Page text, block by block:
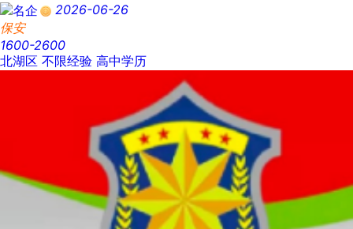
2026-06-26
保安
1600-2600
北湖区 不限经验 高中学历